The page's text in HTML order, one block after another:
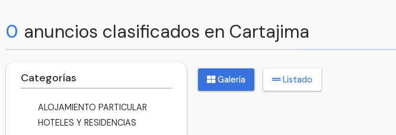
0 anuncios clasificados en Cartajima
Categorías
ALOJAMIENTO PARTICULAR
HOTELES Y RESIDENCIAS
Galería Listado